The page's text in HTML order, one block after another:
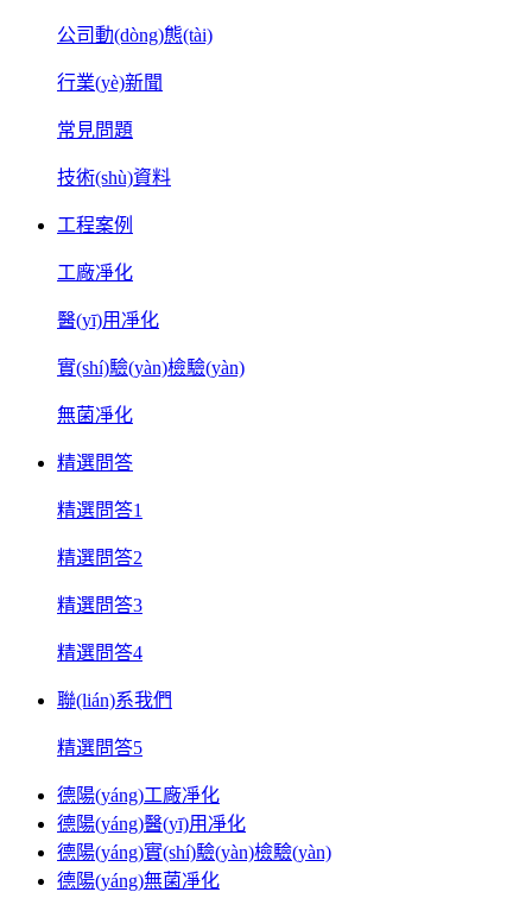
公司動(dòng)態(tài)
行業(yè)新聞
常見問題
技術(shù)資料
工程案例
工廠凈化
醫(yī)用凈化
實(shí)驗(yàn)檢驗(yàn)
無菌凈化
精選問答
精選問答1
精選問答2
精選問答3
精選問答4
聯(lián)系我們
精選問答5
德陽(yáng)工廠凈化
德陽(yáng)醫(yī)用凈化
德陽(yáng)實(shí)驗(yàn)檢驗(yàn)
德陽(yáng)無菌凈化